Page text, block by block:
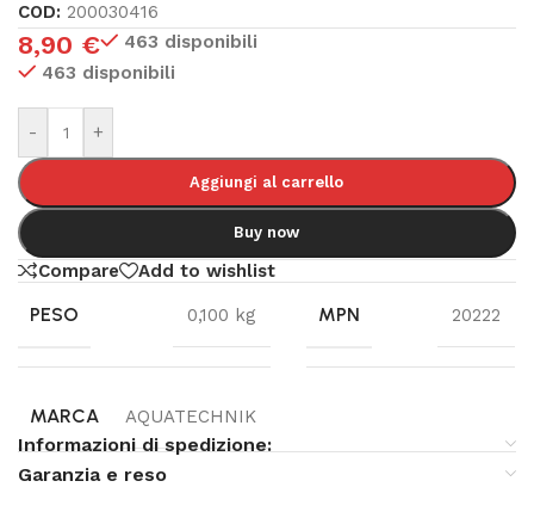
COD: 200030416
8,90 €
463 disponibili
463 disponibili
- +
Aggiungi al carrello
Buy now
Compare Add to wishlist
PESO 0,100 kg MPN 20222
MARCA AQUATECHNIK
Informazioni di spedizione:
Garanzia e reso